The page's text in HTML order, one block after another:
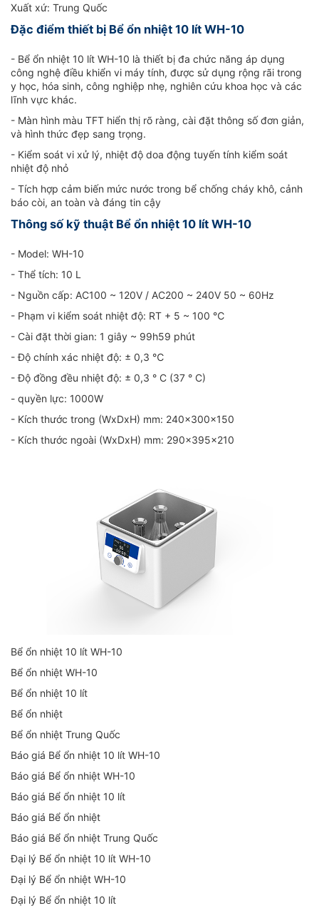
Xuất xứ: Trung Quốc
Đặc điểm thiết bị Bể ổn nhiệt 10 lít WH-10
- Bể ổn nhiệt 10 lít WH-10 là thiết bị đa chức năng áp dụng
công nghệ điều khiển vi máy tính, được sử dụng rộng rãi trong
y học, hóa sinh, công nghiệp nhẹ, nghiên cứu khoa học và các
lĩnh vực khác.
- Màn hình màu TFT hiển thị rõ ràng, cài đặt thông số đơn giản,
và hình thức đẹp sang trọng.
- Kiểm soát vi xử lý, nhiệt độ doa động tuyến tính kiểm soát
nhiệt độ nhỏ
- Tích hợp cảm biến mức nước trong bể chống cháy khô, cảnh
báo còi, an toàn và đáng tin cậy
Thông số kỹ thuật Bể ổn nhiệt 10 lít WH-10
- Model: WH-10
- Thể tích: 10 L
- Nguồn cấp: AC100 ~ 120V / AC200 ~ 240V 50 ~ 60Hz
- Phạm vi kiểm soát nhiệt độ: RT + 5 ~ 100 ℃
- Cài đặt thời gian: 1 giây ~ 99h59 phút
- Độ chính xác nhiệt độ: ± 0,3 ℃
- Độ đồng đều nhiệt độ: ± 0,3 ° C (37 ° C)
- quyền lực: 1000W
- Kích thước trong (WxDxH) mm: 240x300x150
- Kích thước ngoài (WxDxH) mm: 290x395x210
Bể ổn nhiệt 10 lít WH-10
Bể ổn nhiệt WH-10
Bể ổn nhiệt 10 lít
Bể ổn nhiệt
Bể ổn nhiệt Trung Quốc
Báo giá Bể ổn nhiệt 10 lít WH-10
Báo giá Bể ổn nhiệt WH-10
Báo giá Bể ổn nhiệt 10 lít
Báo giá Bể ổn nhiệt
Báo giá Bể ổn nhiệt Trung Quốc
Đại lý Bể ổn nhiệt 10 lít WH-10
Đại lý Bể ổn nhiệt WH-10
Đại lý Bể ổn nhiệt 10 lít